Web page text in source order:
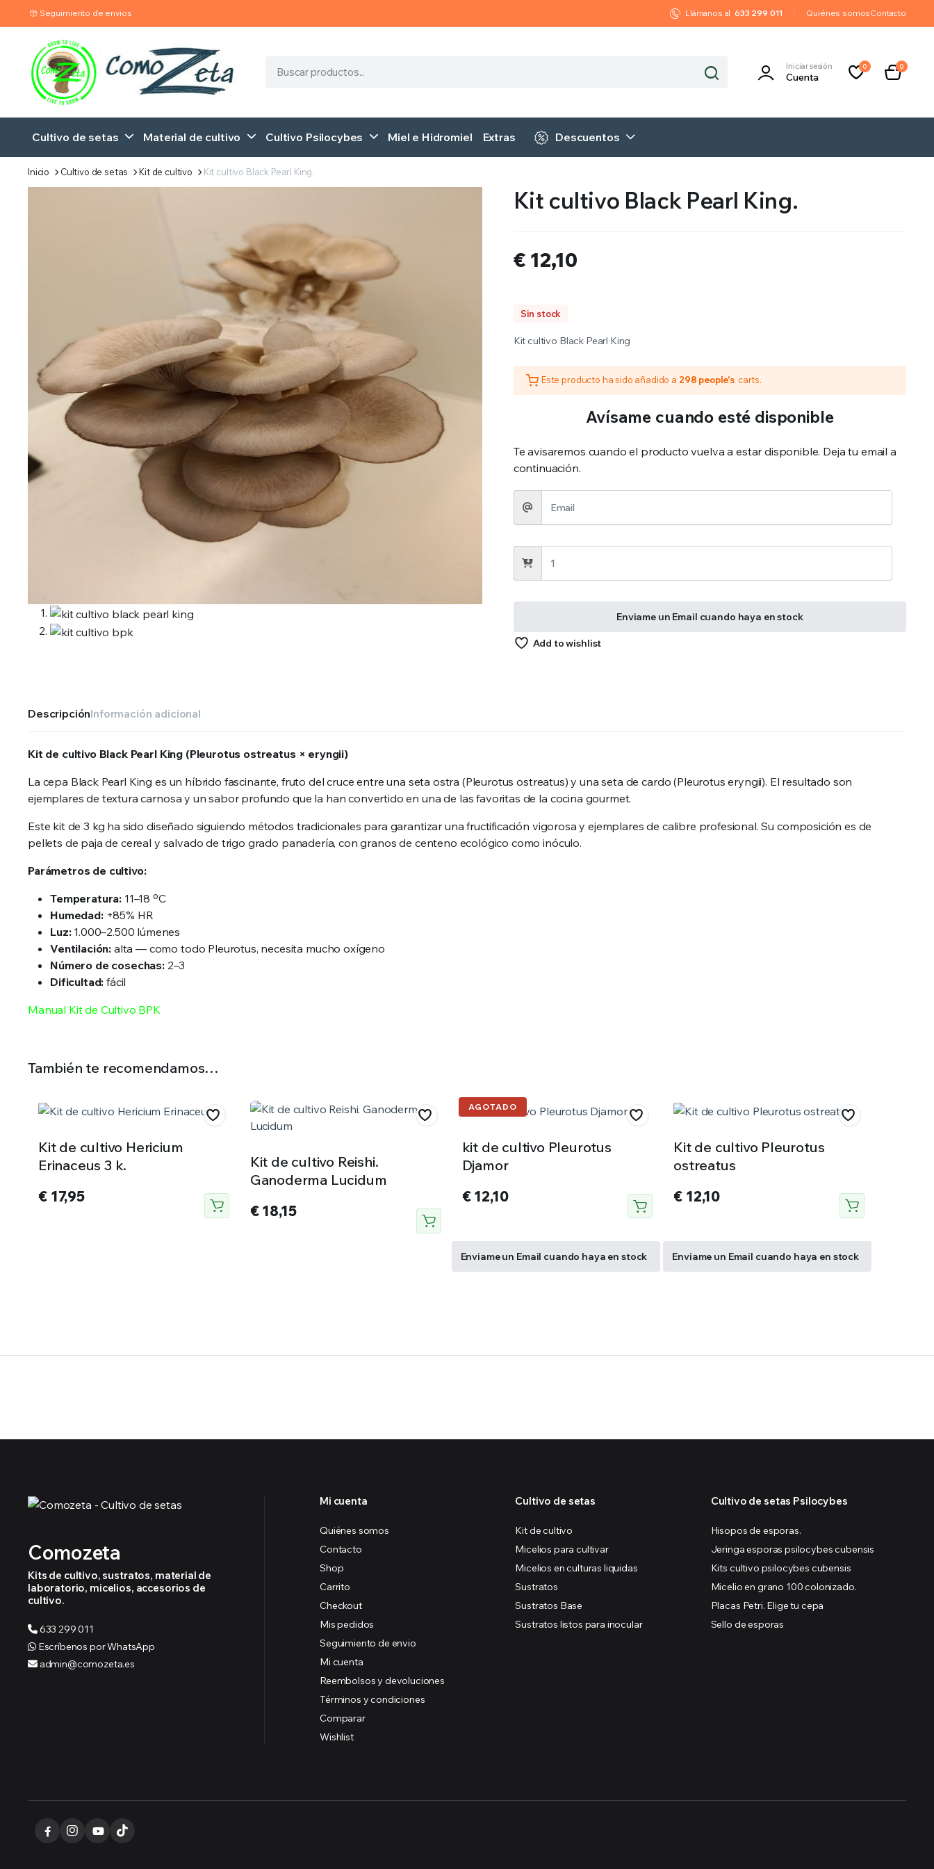
Seguimiento de envios Llámanos al 633 299 011 Quiénes somosContacto
Iniciar sesión
Cuenta
0 0
Cultivo de setas Material de cultivo Cultivo Psilocybes Miel e Hidromiel Extras Descuentos
Inicio Cultivo de setas Kit de cultivo Kit cultivo Black Pearl King.
Kit cultivo Black Pearl King.
€ 12,10
Sin stock
Kit cultivo Black Pearl King
Este producto ha sido añadido a 298 people's carts.
Avísame cuando esté disponible
Te avisaremos cuando el producto vuelva a estar disponible. Deja tu email a
continuación.
Enviame un Email cuando haya en stock
Add to wishlist
DescripciónInformación adicional
Kit de cultivo Black Pearl King (Pleurotus ostreatus × eryngii)
La cepa Black Pearl King es un híbrido fascinante, fruto del cruce entre una seta ostra (Pleurotus ostreatus) y una seta de cardo (Pleurotus eryngii). El resultado son
ejemplares de textura carnosa y un sabor profundo que la han convertido en una de las favoritas de la cocina gourmet.
Este kit de 3 kg ha sido diseñado siguiendo métodos tradicionales para garantizar una fructificación vigorosa y ejemplares de calibre profesional. Su composición es de
pellets de paja de cereal y salvado de trigo grado panadería, con granos de centeno ecológico como inóculo.
Parámetros de cultivo:
Temperatura: 11–18 ºC
Humedad:+85% HR
Luz:1.000–2.500 lúmenes
Ventilación: alta — como todo Pleurotus, necesita mucho oxígeno
Número de cosechas:2–3
Dificultad: fácil
Manual Kit de Cultivo BPK
También te recomendamos…
Kit de cultivo Hericium
Erinaceus 3 k.
€17,95
Kit de cultivo Reishi.
Ganoderma Lucidum
€18,15
kit de cultivo Pleurotus
Djamor
€12,10
Enviame un Email cuando haya en stock
Kit de cultivo Pleurotus
ostreatus
€ 12,10
Enviame un Email cuando haya en stock
Comozeta
Kits de cultivo, sustratos, material de
laboratorio, micelios, accesorios de
cultivo.
633 299 011
Escríbenos por WhatsApp
admin@comozeta.es
Mi cuenta
Quiénes somos
Contacto
Shop
Carrito
Checkout
Mis pedidos
Seguimiento de envio
Mi cuenta
Reembolsos y devoluciones
Términos y condiciones
Comparar
Wishlist
Cultivo de setas
Kit de cultivo
Micelios para cultivar
Micelios en culturas liquidas
Sustratos
Sustratos Base
Sustratos listos para inocular
Cultivo de setas Psilocybes
Hisopos de esporas.
Jeringa esporas psilocybes cubensis
Kits cultivo psilocybes cubensis
Micelio en grano 100 colonizado.
Placas Petri. Elige tu cepa
Sello de esporas